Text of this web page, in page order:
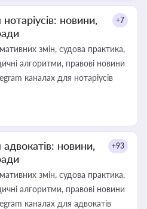
новини,
+7
змін, судова практика,
алгоритми, правові новини
каналах для нотаріусів
новини,
+93
змін, судова практика,
алгоритми, правові новини
каналах для адвокатів